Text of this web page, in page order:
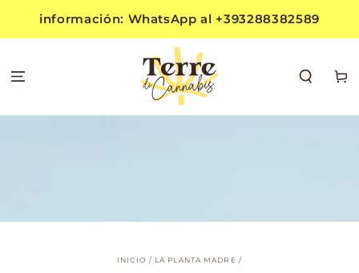
CONTENIDO
información: WhatsApp al +393288382589
Carrito
INICIO / LA PLANTA MADRE /